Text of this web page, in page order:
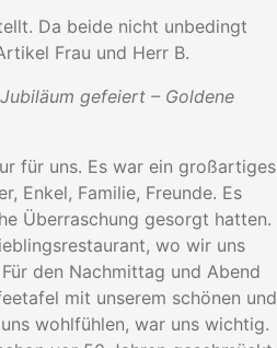
Da beide nicht unbedingt
Frau und Herr B.
gefeiert – Goldene
für uns. Es war ein großartiges
Enkel, Familie, Freunde. Es
Überraschung gesorgt hatten.
wo wir uns
den Nachmittag und Abend
mit unserem schönen und
wohlfühlen, war uns wichtig.